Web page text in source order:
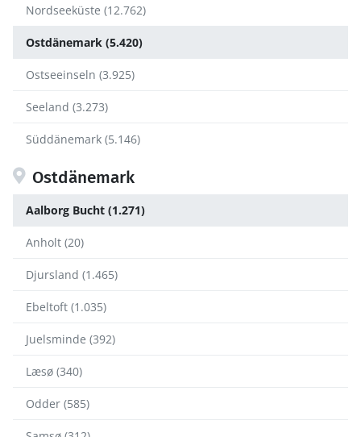
Nordseeküste (12.762)
Ostdänemark (5.420)
Ostseeinseln (3.925)
Seeland (3.273)
Süddänemark (5.146)
Ostdänemark
Aalborg Bucht (1.271)
Anholt (20)
Djursland (1.465)
Ebeltoft (1.035)
Juelsminde (392)
Læsø (340)
Odder (585)